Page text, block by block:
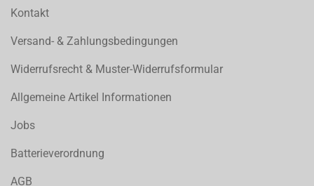
Kontakt
Versand- & Zahlungsbedingungen
Widerrufsrecht & Muster-Widerrufsformular
Allgemeine Artikel Informationen
Jobs
Batterieverordnung
AGB